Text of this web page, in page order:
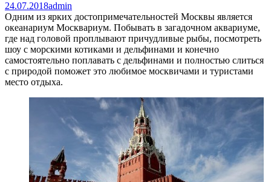
24.07.2018admin
Одним из ярких достопримечательностей Москвы является
океанариум Москвариум. Побывать в загадочном аквариуме,
где над головой проплывают причудливые рыбы, посмотреть
шоу с морскими котиками и дельфинами и конечно
самостоятельно поплавать с дельфинами и полностью слиться
с природой поможет это любимое москвичами и туристами
место отдыха.